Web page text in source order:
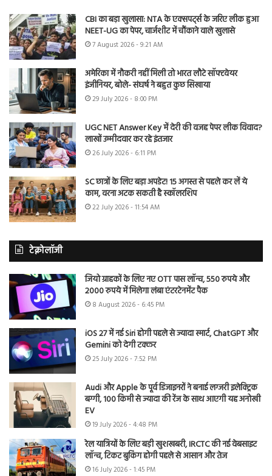
CBI का बड़ा खुलासा: NTA के एक्सपर्ट्स के जरिए लीक हुआ
NEET-UG का पेपर, चार्जशीट में चौंकाने वाले खुलासे
7 August 2026 - 9:21 AM
अमेरिका में नौकरी नहीं मिली तो भारत लौटे सॉफ्टवेयर
इंजीनियर, बोले- संघर्ष ने बहुत कुछ सिखाया
29 July 2026 - 8:00 PM
UGC NET Answer Key में देरी की वजह पेपर लीक विवाद?
लाखों उम्मीदवार कर रहे इंतजार
26 July 2026 - 6:11 PM
SC छात्रों के लिए बड़ा अपडेट! 15 अगस्त से पहले कर लें ये
काम, वरना अटक सकती है स्कॉलरशिप
22 July 2026 - 11:54 AM
टेक्नोलॉजी
जियो ग्राहकों के लिए नए OTT पास लॉन्च, 550 रुपये और
2000 रुपये में मिलेगा लंबा एंटरटेनमेंट पैक
8 August 2026 - 6:45 PM
iOS 27 में नई Siri होगी पहले से ज्यादा स्मार्ट, ChatGPT और
Gemini को देगी टक्कर
25 July 2026 - 7:52 PM
Audi और Apple के पूर्व डिजाइनरों ने बनाई लग्जरी इलेक्ट्रिक
बग्गी, 100 किमी से ज्यादा की रेंज के साथ आएगी यह अनोखी
EV
19 July 2026 - 4:48 PM
रेल यात्रियों के लिए बड़ी खुशखबरी, IRCTC की नई वेबसाइट
लॉन्च, टिकट बुकिंग होगी पहले से आसान और तेज
16 July 2026 - 1:45 PM